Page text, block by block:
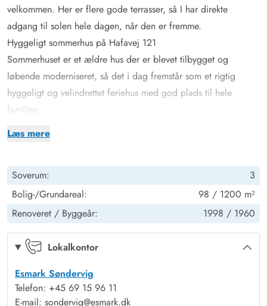
Læs mere
velkommen. Her er flere gode terrasser, så I har direkte
adgang til solen hele dagen, når den er fremme.
Hyggeligt sommerhus på Hafavej 121
Sommerhuset er et ældre hus der er blevet tilbygget og
løbende moderniseret, så det i dag fremstår som et rigtig
hyggeligt og velindrettet feriehus med god plads til hele
familien.
Lige så snart i træder ind i dette hyggelige feriehus, bliver I
plads til afslapning i de bløde møbler, og herfra har I udsigt til
naturgrunden udenfor. På de lidt koldere dage er det oplagt at
tænde op for sommerhusets tilhørende brændeovn, som
bidrager til den helt rigtige sommerhusstemning. Imens
brændeovnen knitrer i baggrunden, er det oplagt at sætte sig
brygget kaffe.
Om aftenen når det er blevet tid til at trække sig tilbage, og få
Soverum:
3
Bolig-/Grundareal:
98 / 1200 m²
Renoveret / Byggeår: 1998 / 1960
Lokalkontor
Esmark Søndervig
Telefon: +45 69 15 96 11
E-mail: sondervig@esmark.dk